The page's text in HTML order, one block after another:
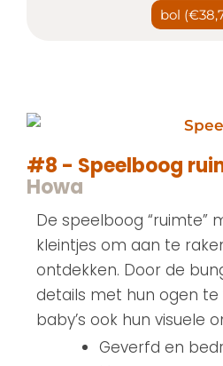
bol
#8 - Speelboog
Howa
De speelboog “ruimte”
kleintjes om aan te
ontdekken. Door de
details met hun ogen te
baby’s ook hun visuele
Geverfd en